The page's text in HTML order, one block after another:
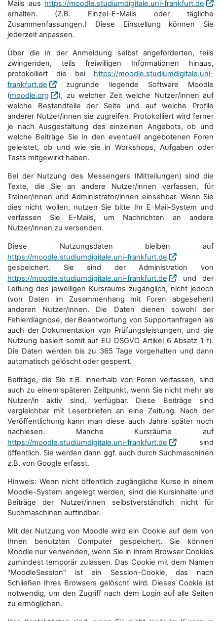
Mails aus https://moodle.studiumdigitale.uni-frankfurt.de
erhalten. (Z.B. Einzel-E-Mails oder tägliche
Zusammenfassungen.) Diese Einstellung können Sie
jederzeit anpassen.
Über die in der Anmeldung selbst angeforderten, teils
zwingenden, teils freiwilligen Informationen hinaus,
protokolliert die bei https://moodle.studiumdigitale.uni-
frankfurt.de
zugrunde liegende Software Moodle
(moodle.org
), zu welcher Zeit welche Nutzer/innen auf
welche Bestandteile der Seite und auf welche Profile
anderer Nutzer/innen sie zugreifen. Protokolliert wird ferner
je nach Ausgestaltung des einzelnen Angebots, ob und
welche Beiträge Sie in den eventuell angebotenen Foren
geleistet, ob und wie sie in Workshops, Aufgaben oder
Tests mitgewirkt haben.
Bei der Nutzung des Messengers (Mitteilungen) sind die
Texte, die Sie an andere Nutzer/innen verfassen, für
Trainer/innen und Administrator/innen einsehbar. Wenn Sie
dies nicht wollen, nutzen Sie bitte Ihr E-Mail-System und
verfassen Sie E-Mails, um Nachrichten an andere
Nutzer/innen zu versenden.
Diese Nutzungsdaten bleiben auf
https://moodle.studiumdigitale.uni-frankfurt.de
gespeichert. Sie sind der Administration von
https://moodle.studiumdigitale.uni-frankfurt.de
und der
Leitung des jeweiligen Kursraums zugänglich, nicht jedoch
(von Daten im Zusammenhang mit Foren abgesehen)
anderen Nutzer/innen. Die Daten dienen sowohl der
Fehlerdiagnose, der Beantwortung von Supportanfragen als
auch der Dokumentation von Prüfungsleistungen, und die
Nutzung basiert somit auf EU DSGVO Artikel 6 Absatz 1 f).
Die Daten werden bis zu 365 Tage vorgehalten und dann
automatisch gelöscht oder gesperrt.
Beiträge, die Sie z.B. innerhalb von Foren verfassen, sind
auch zu einem späteren Zeitpunkt, wenn Sie nicht mehr als
Nutzer/in aktiv sind, verfügbar. Diese Beiträge sind
vergleichbar mit Leserbriefen an eine Zeitung. Nach der
Veröffentlichung kann man diese auch Jahre später noch
nachlesen. Manche Kursräume auf
https://moodle.studiumdigitale.uni-frankfurt.de
sind
öffentlich. Sie werden dann ggf. auch durch Suchmaschinen
z.B. von Google erfasst.
Hinweis: Wenn nicht öffentlich zugängliche Kurse in einem
Moodle-System angelegt werden, sind die Kursinhalte und
Beiträge der Nutzer/innen selbstverständlich nicht für
Suchmaschi­nen auffindbar.
Mit der Nutzung von Moodle wird ein Cookie auf dem von
Ihnen benutzten Computer gespeichert. Sie können
Moodle nur verwenden, wenn Sie in ihrem Browser Cookies
zumindest temporär zulassen. Das Cookie mit dem Namen
"MoodleSession" ist ein Session-Cookie, das nach
Schließen Ihres Browsers gelöscht wird. Dieses Cookie ist
notwendig, um den Zugriff nach dem Login auf alle Seiten
zu ermöglichen.